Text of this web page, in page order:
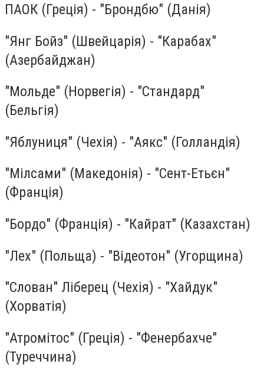
ПАОК (Греція) - "Брондбю" (Данія)
"Янг Бойз" (Швейцарія) - "Карабах"
(Азербайджан)
"Мольде" (Норвегія) - "Стандард"
(Бельгія)
"Яблуниця" (Чехія) - "Аякс" (Голландія)
"Мілсами" (Македонія) - "Сент-Етьєн"
(Франція)
"Бордо" (Франція) - "Кайрат" (Казахстан)
"Лех" (Польща) - "Відеотон" (Угорщина)
"Слован" Ліберец (Чехія) - "Хайдук"
(Хорватія)
"Атромітос" (Греція) - "Фенербахче"
(Туреччина)